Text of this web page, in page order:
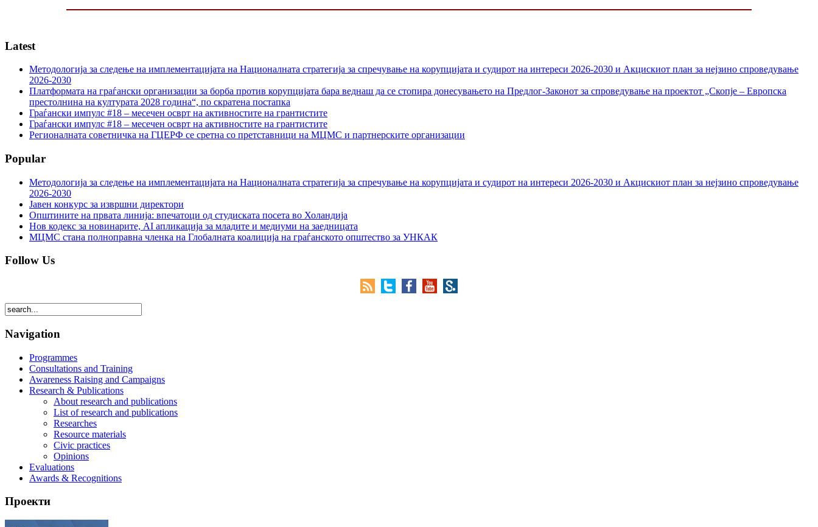
Latest
Методологија за следење на имплементацијата на Националната стратегија за спречување на корупцијата и судирот на интереси 2026-2030 и Акцискиот план за нејзино спроведување
2026-2030
Платформата на граѓански организации за борба против корупцијата бара веднаш да се стопира донесувањето на Предлог-Законот за спроведување на проектот „Скопје – Европска
престолнина на културата 2028 година“, по скратена постапка
Граѓански импулс #18 – месечен осврт на активностите на грантистите
Граѓански импулс #18 – месечен осврт на активностите на грантистите
Регионалната советничка на ГЦЕРФ се сретна со претставници на МЦМС и партнерските организации
Popular
Методологија за следење на имплементацијата на Националната стратегија за спречување на корупцијата и судирот на интереси 2026-2030 и Акцискиот план за нејзино спроведување
2026-2030
Јавен конкурс за извршни директори
Општините на првата линија: впечатоци од студиската посета во Холандија
Нов кодекс за новинарите, AI апликација за младите и медиуми на заедницата
МЦМС стана полноправна членка на Глобалната коалиција на граѓанското општество за УНКАК
Follow Us
Navigation
Programmes
Consultations and Training
Awareness Raising and Campaigns
Research & Publications
About research and publications
List of research and publications
Researches
Resource materials
Civic practices
Opinions
Evaluations
Awards & Recognitions
Проекти